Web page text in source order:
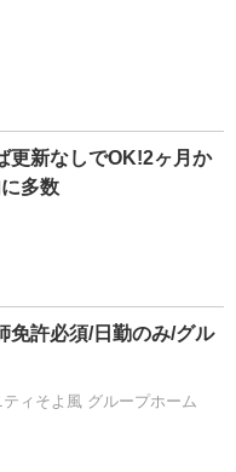
更新なしでOK!2ヶ月か
多数
免許必須/日勤のみ/グル
ィそよ風 グループホーム